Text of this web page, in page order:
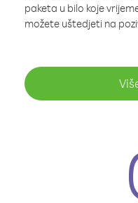
paketa u bilo koje
možete uštedjeti na